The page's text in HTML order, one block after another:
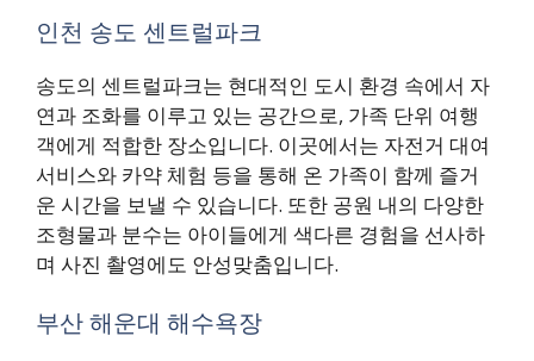
인천 송도 센트럴파크
송도의 센트럴파크는 현대적인 도시 환경 속에서 자
연과 조화를 이루고 있는 공간으로, 가족 단위 여행
객에게 적합한 장소입니다. 이곳에서는 자전거 대여
서비스와 카약 체험 등을 통해 온 가족이 함께 즐거
운 시간을 보낼 수 있습니다. 또한 공원 내의 다양한
조형물과 분수는 아이들에게 색다른 경험을 선사하
며 사진 촬영에도 안성맞춤입니다.
부산 해운대 해수욕장